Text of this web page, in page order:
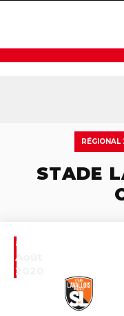
RÉGIONAL
STADE
8
Août
2020